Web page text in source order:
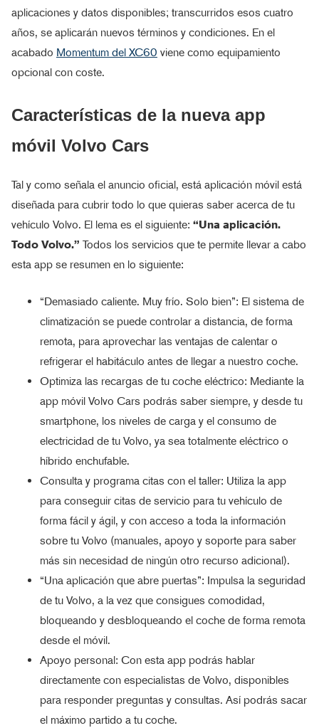
aplicaciones y datos disponibles; transcurridos esos cuatro
años, se aplicarán nuevos términos y condiciones. En el
acabado Momentum del XC60 viene como equipamiento
opcional con coste.
Características de la nueva app
móvil Volvo Cars
Tal y como señala el anuncio oficial, está aplicación móvil está
diseñada para cubrir todo lo que quieras saber acerca de tu
vehículo Volvo. El lema es el siguiente: “Una aplicación.
Todo Volvo.” Todos los servicios que te permite llevar a cabo
esta app se resumen en lo siguiente:
“Demasiado caliente. Muy frío. Solo bien”: El sistema de
climatización se puede controlar a distancia, de forma
remota, para aprovechar las ventajas de calentar o
refrigerar el habitáculo antes de llegar a nuestro coche.
Optimiza las recargas de tu coche eléctrico: Mediante la
app móvil Volvo Cars podrás saber siempre, y desde tu
smartphone, los niveles de carga y el consumo de
electricidad de tu Volvo, ya sea totalmente eléctrico o
híbrido enchufable.
Consulta y programa citas con el taller: Utiliza la app
para conseguir citas de servicio para tu vehículo de
forma fácil y ágil, y con acceso a toda la información
sobre tu Volvo (manuales, apoyo y soporte para saber
más sin necesidad de ningún otro recurso adicional).
“Una aplicación que abre puertas”: Impulsa la seguridad
de tu Volvo, a la vez que consigues comodidad,
bloqueando y desbloqueando el coche de forma remota
desde el móvil.
Apoyo personal: Con esta app podrás hablar
directamente con especialistas de Volvo, disponibles
para responder preguntas y consultas. Así podrás sacar
el máximo partido a tu coche.